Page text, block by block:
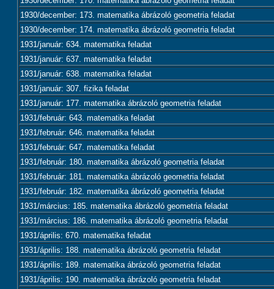
1930/december: 173. matematika ábrázoló geometria feladat
1930/december: 174. matematika ábrázoló geometria feladat
1931/január: 634. matematika feladat
1931/január: 637. matematika feladat
1931/január: 638. matematika feladat
1931/január: 307. fizika feladat
1931/január: 177. matematika ábrázoló geometria feladat
1931/február: 643. matematika feladat
1931/február: 646. matematika feladat
1931/február: 647. matematika feladat
1931/február: 180. matematika ábrázoló geometria feladat
1931/február: 181. matematika ábrázoló geometria feladat
1931/február: 182. matematika ábrázoló geometria feladat
1931/március: 185. matematika ábrázoló geometria feladat
1931/március: 186. matematika ábrázoló geometria feladat
1931/április: 670. matematika feladat
1931/április: 188. matematika ábrázoló geometria feladat
1931/április: 189. matematika ábrázoló geometria feladat
1931/április: 190. matematika ábrázoló geometria feladat